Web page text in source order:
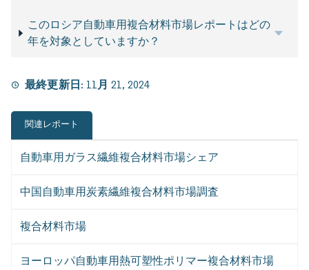
このロシア自動車用複合材料市場レポートはどの
年を対象としていますか？
最終更新日: 11月 21, 2024
関連レポート
自動車用ガラス繊維複合材料市場シェア
中国自動車用炭素繊維複合材料市場調査
複合材料市場
ヨーロッパ自動車用熱可塑性ポリマー複合材料市場